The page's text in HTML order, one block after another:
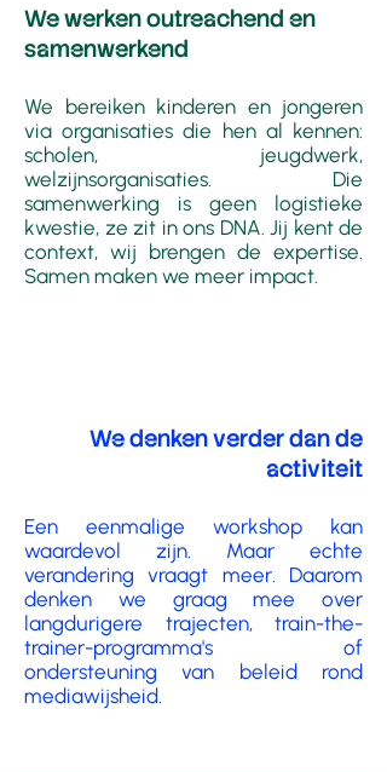
We werken outreachend en
samenwerkend
We bereiken kinderen en jongeren
via organisaties die hen al kennen:
scholen, jeugdwerk,
welzijnsorganisaties. Die
samenwerking is geen logistieke
kwestie, ze zit in ons DNA. Jij kent de
context, wij brengen de expertise.
Samen maken we meer impact.
We denken verder dan de
activiteit
Een eenmalige workshop kan
waardevol zijn. Maar echte
verandering vraagt meer. Daarom
denken we graag mee over
langdurigere trajecten, train-the-
trainer-programma's of
ondersteuning van beleid rond
mediawijsheid.